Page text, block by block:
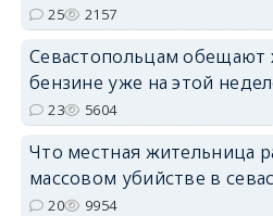
25 2157
Севастопольцам обещают
бензине уже на этой
23 5604
Что местная жительница
массовом убийстве в
20 9954